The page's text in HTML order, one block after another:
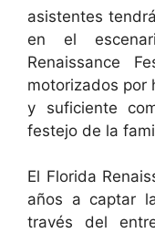
asistentes
en el
Renaissance
motorizados por
y suficiente
festejo de la
El Florida
años a captar
través del